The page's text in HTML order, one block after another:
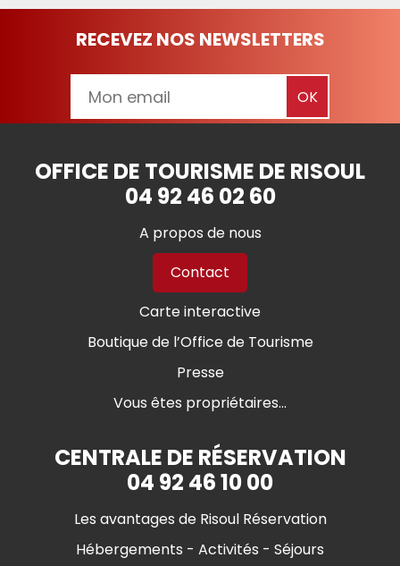
RECEVEZ NOS NEWSLETTERS
OFFICE DE TOURISME DE RISOUL
04 92 46 02 60
A propos de nous
Contact
Carte interactive
Boutique de l’Office de Tourisme
Presse
Vous êtes propriétaires...
CENTRALE DE RÉSERVATION
04 92 46 10 00
Les avantages de Risoul Réservation
Hébergements - Activités - Séjours